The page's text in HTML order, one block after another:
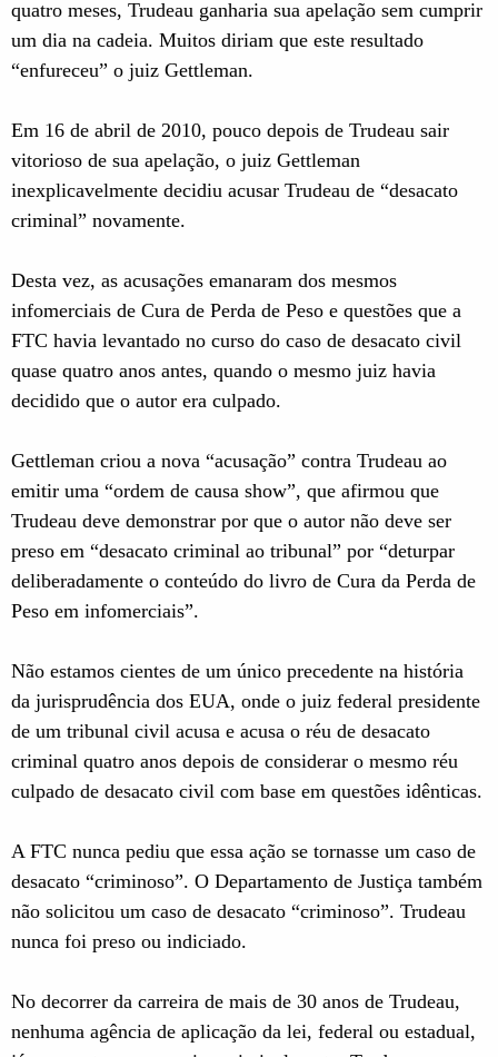
quatro meses, Trudeau ganharia sua apelação sem cumprir
um dia na cadeia. Muitos diriam que este resultado
“enfureceu” o juiz Gettleman.
Em 16 de abril de 2010, pouco depois de Trudeau sair
vitorioso de sua apelação, o juiz Gettleman
inexplicavelmente decidiu acusar Trudeau de “desacato
criminal” novamente.
Desta vez, as acusações emanaram dos mesmos
infomerciais de Cura de Perda de Peso e questões que a
FTC havia levantado no curso do caso de desacato civil
quase quatro anos antes, quando o mesmo juiz havia
decidido que o autor era culpado.
Gettleman criou a nova “acusação” contra Trudeau ao
emitir uma “ordem de causa show”, que afirmou que
Trudeau deve demonstrar por que o autor não deve ser
preso em “desacato criminal ao tribunal” por “deturpar
deliberadamente o conteúdo do livro de Cura da Perda de
Peso em infomerciais”.
Não estamos cientes de um único precedente na história
da jurisprudência dos EUA, onde o juiz federal presidente
de um tribunal civil acusa e acusa o réu de desacato
criminal quatro anos depois de considerar o mesmo réu
culpado de desacato civil com base em questões idênticas.
A FTC nunca pediu que essa ação se tornasse um caso de
desacato “criminoso”. O Departamento de Justiça também
não solicitou um caso de desacato “criminoso”. Trudeau
nunca foi preso ou indiciado.
No decorrer da carreira de mais de 30 anos de Trudeau,
nenhuma agência de aplicação da lei, federal ou estadual,